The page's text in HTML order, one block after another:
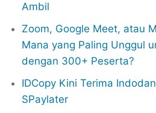
Ambil
Zoom, Google Meet, atau
Mana yang Paling Unggul
dengan 300+ Peserta?
IDCopy Kini Terima
SPaylater